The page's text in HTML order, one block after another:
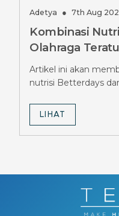
Adetya ● 7th Aug
Kombinasi
Olahraga
Hasil Diet
Strateginya
Artikel ini akan
nutrisi Betterdays
LIHAT